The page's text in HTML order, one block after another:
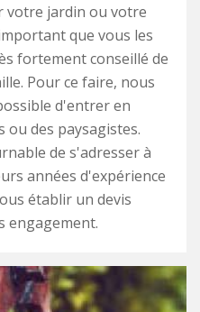
votre jardin ou votre
que vous les
fortement conseillé de
Pour ce faire, nous
d'entrer en
ou des paysagistes.
de s'adresser à
années d'expérience
établir un devis
engagement.